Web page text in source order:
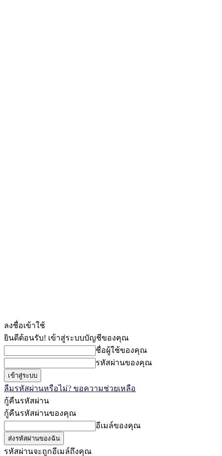
ลงชื่อเข้าใช้
ยินดีต้อนรับ! เข้าสู่ระบบบัญชีของคุณ
ชื่อผู้ใช้ของคุณ
รหัสผ่านของคุณ
ลืมรหัสผ่านหรือไม่? ขอความช่วยเหลือ
กู้คืนรหัสผ่าน
กู้คืนรหัสผ่านของคุณ
อีเมล์ของคุณ
รหัสผ่านจะถูกอีเมล์ถึงคุณ